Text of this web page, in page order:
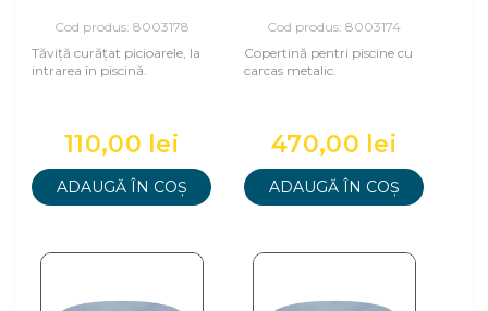
Cod produs: 8003178
Tăviță curățat picioarele, la
intrarea în piscină.
110,00 lei
ADAUGĂ ÎN COȘ
457 CM
Cod produs: 8003174
Copertină pentri piscine cu
carcas metalic.
470,00 lei
ADAUGĂ ÎN COȘ